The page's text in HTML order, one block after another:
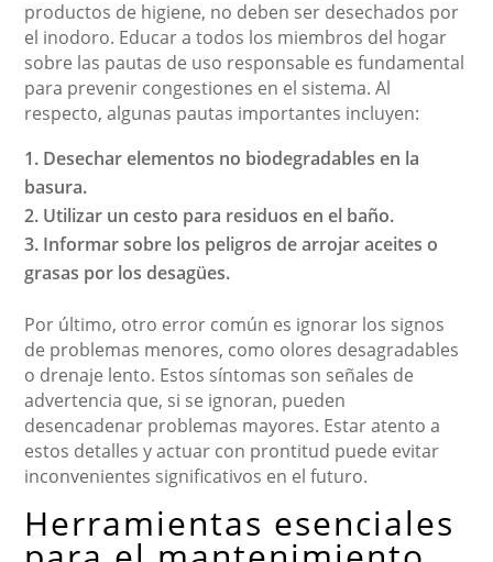
productos de higiene, no deben ser desechados por
el inodoro. Educar a todos los miembros del hogar
sobre las pautas de uso responsable es fundamental
para prevenir congestiones en el sistema. Al
respecto, algunas pautas importantes incluyen:
Desechar elementos no biodegradables en la
basura.
Utilizar un cesto para residuos en el baño.
Informar sobre los peligros de arrojar aceites o
grasas por los desagües.
Por último, otro error común es ignorar los signos
de problemas menores, como olores desagradables
o drenaje lento. Estos síntomas son señales de
advertencia que, si se ignoran, pueden
desencadenar problemas mayores. Estar atento a
estos detalles y actuar con prontitud puede evitar
inconvenientes significativos en el futuro.
Herramientas esenciales